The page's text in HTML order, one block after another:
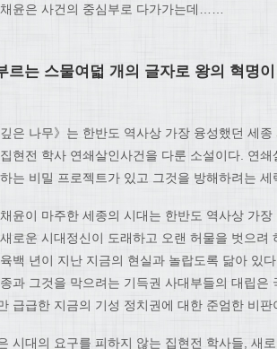
윤은 사건의 중심부로 다가가는데……
르는 스물여덟 개의 글자로 왕의 혁명
깊은 나무》는 한반도 역사상 가장 융성했던 세
현전 학사 연쇄살인사건을 다룬 소설이다. 연
는 비밀 프로젝트가 있고 그것을 방해하려는
윤이 마주한 세종의 시대는 한반도 역사상 가
로운 시대정신이 도래하고 오랜 허물을 벗으려
백 년이 지난 지금의 현실과 놀랍도록 닮아 있
과 그것을 막으려는 기득권 사대부들의 대립은
급급한 지금의 기성 정치권에 대한 준엄한 비판
시대의 요구를 피하지 않는 집현전 학사들, 새